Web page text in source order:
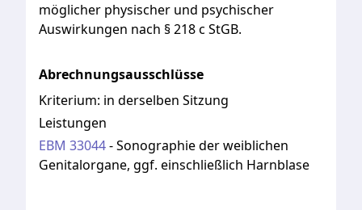
möglicher physischer und psychischer
Auswirkungen nach § 218c StGB.
Abrechnungsausschlüsse
Kriterium: in derselben Sitzung
Leistungen
EBM 33044-Sonographie der weiblichen
Genitalorgane, ggf. einschließlich Harnblase